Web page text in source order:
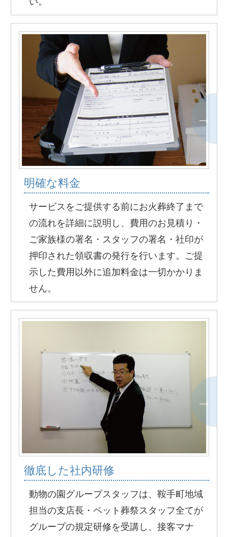
明確な料金
サービスをご提供する前にお火葬終了まで
の流れを詳細に説明し、費用のお見積り・
ご家族様の署名・スタッフの署名・社印が
押印された領収書の発行を行います。ご提
示した費用以外に追加料金は一切かかりま
せん。
徹底した社内研修
動物の園グループスタッフは、鞍手町地域
担当の支店長・ペット葬祭スタッフ全てが
グループの規定研修を受講し、接客マナ